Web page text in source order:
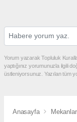
Yorum yazarak Topluluk
yaptığınız yorumunuzla ilgili
üstleniyorsunuz. Yazılan tüm
Anasayfa Mekanlar